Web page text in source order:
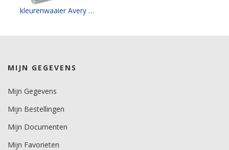
Temperatuurbereik (°C)
-40 tot +90.
metallics 5 jaar.
Brandveiligheidscertificaat
kleurenwaaier Avery PF700 serie
MIJN GEGEVENS
Mijn Gegevens
Mijn Bestellingen
Mijn Documenten
Mijn Favorieten